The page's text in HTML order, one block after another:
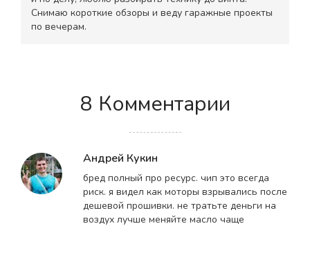
Снимаю короткие обзоры и веду гаражные проекты
по вечерам.
8 Комментарии
Андрей Кукин
бред полный про ресурс. чип это всегда
риск. я видел как моторы взрывались после
дешевой прошивки. не тратьте деньги на
воздух лучше меняйте масло чаще